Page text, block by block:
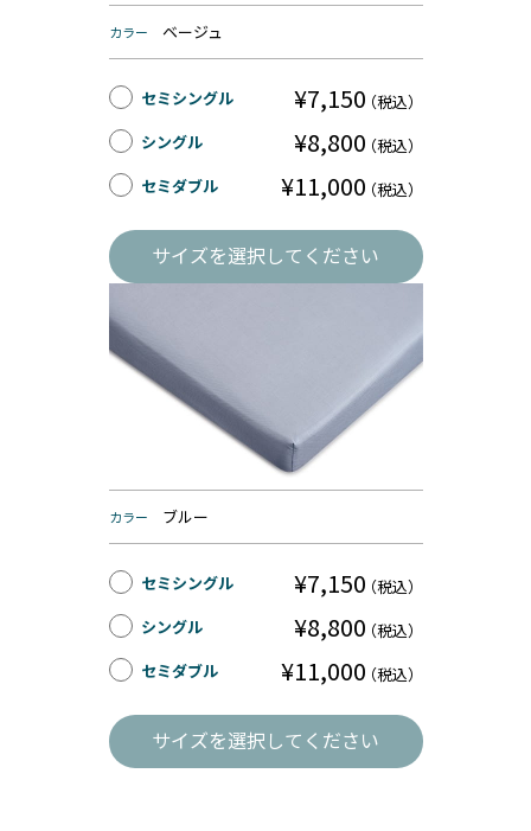
カラー ベージュ
セミシングル ¥7,150（税込）
シングル
¥8,800（税込）
セミダブル
¥11,000（税込）
サイズを選択してください
カラー ブルー
セミシングル ¥7,150（税込）
シングル
¥8,800（税込）
セミダブル
¥11,000（税込）
サイズを選択してください